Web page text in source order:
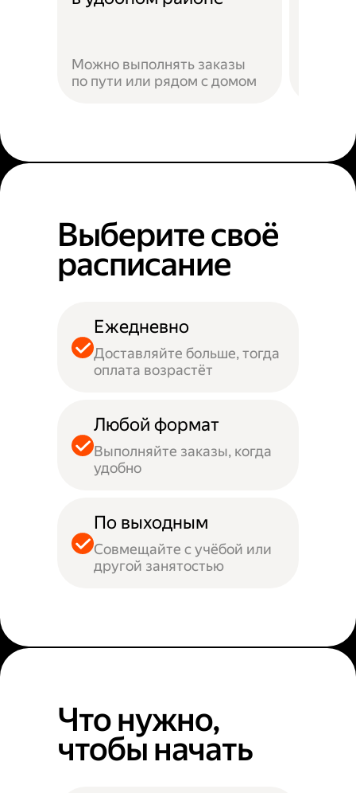
Можно выполнять заказы
по пути или рядом с домом
Выберите своё
расписание
Ежедневно
Доставляйте больше, тогда
оплата возрастёт
Любой формат
Выполняйте заказы, когда
удобно
По выходным
Совмещайте с учёбой или
другой занятостью
Что нужно,
чтобы начать